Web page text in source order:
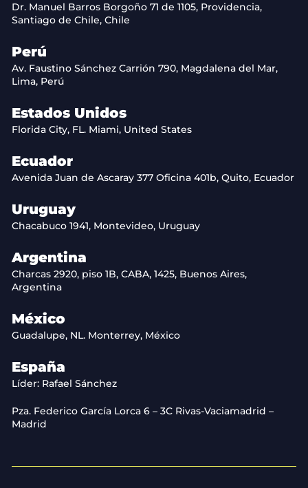
Dr. Manuel Barros Borgoño 71 de 1105, Providencia,
Santiago de Chile, Chile
Perú
Av. Faustino Sánchez Carrión 790, Magdalena del Mar,
Lima, Perú
Estados Unidos
Florida City, FL. Miami, United States
Ecuador
Avenida Juan de Ascaray 377 Oficina 401b, Quito, Ecuador
Uruguay
Chacabuco 1941, Montevideo, Uruguay
Argentina
Charcas 2920, piso 1B, CABA, 1425, Buenos Aires,
Argentina
México
Guadalupe, NL. Monterrey, México
España
Líder: Rafael Sánchez
Pza. Federico García Lorca 6 – 3C Rivas-Vaciamadrid –
Madrid